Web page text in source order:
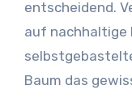
entscheidend.
auf nachhaltige
Baum das